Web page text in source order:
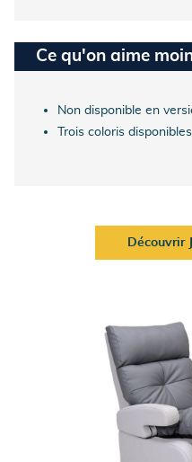
Ce qu'on aime
Non disponible en
Trois coloris disponibles
Découvrir